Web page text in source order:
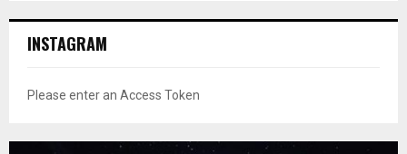
INSTAGRAM
Please enter an Access Token